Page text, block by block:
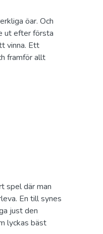
öar. Och
ut efter första
vinna. Ett
framför allt
spel där man
En till synes
just den
lyckas bäst